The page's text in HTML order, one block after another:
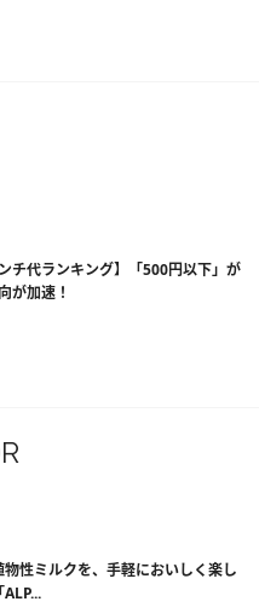
チ代ランキング】「500円以下」が
が加速！
物性ミルクを、手軽においしく楽し